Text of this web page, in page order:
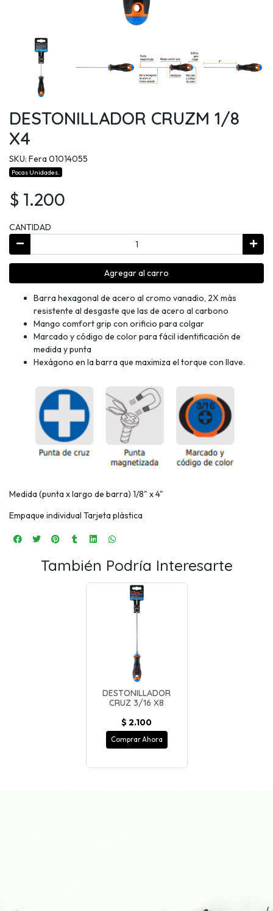
DESTONILLADOR CRUZM 1/8
X4
SKU: Fera 01014055
Pocas Unidades.
$ 1.200
CANTIDAD
Agregar al carro
Barra hexagonal de acero al cromo vanadio, 2X más
resistente al desgaste que las de acero al carbono
Mango comfort grip con orificio para colgar
Marcado y código de color para fácil identificación de
medida y punta
Hexágono en la barra que maximiza el torque con llave.
Medida (punta x largo de barra) 1/8" x 4"
Empaque individual Tarjeta plástica
También Podría Interesarte
DESTONILLADOR
CRUZ 3/16 X8
$ 2.100
Comprar Ahora